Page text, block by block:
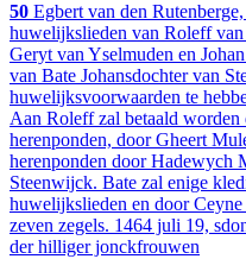
50 Egbert van den
huwelijkslieden van Roleff
Geryt van Yselmuden en
van Bate Johansdochter van
huwelijksvoorwaarden te
Aan Roleff zal betaald
herenponden, door Gheert
herenponden door Hadewych
Steenwijck. Bate zal enige
huwelijkslieden en door
zeven zegels. 1464 juli 19,
der hilliger jonckfrouwen